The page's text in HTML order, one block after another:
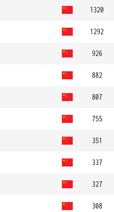
1320
1292
926
882
807
755
351
337
327
308